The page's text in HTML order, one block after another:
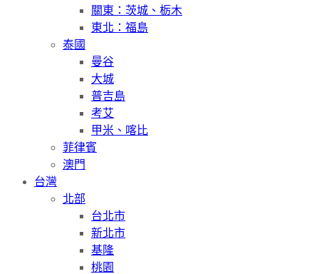
關東：茨城、栃木
東北：福島
泰國
曼谷
大城
普吉島
考艾
甲米、喀比
菲律賓
澳門
台灣
北部
台北市
新北市
基隆
桃園